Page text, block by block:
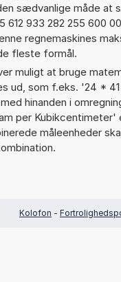
sædvanlige måde at
612 933 282 255 600
regnemaskines
fleste formål.
muligt at bruge
ud, som f.eks. '24 *
hinanden i
per
måleenheder
Kolofon -